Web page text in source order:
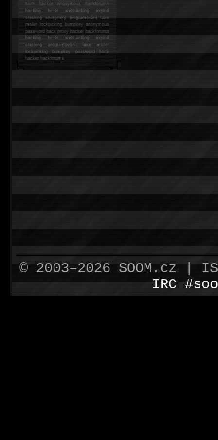
hackhacker anonymous hackforums
hackingheslo webhacking exploit
cracking anonymity programování fake
mailer lockpicking bumpkey anonymous
password hack proxy hacker hackforums
hacking heslo webhacking exploit
cracking programování fake mailer
lockpicking bumpkey password hack
hackerhackforums
© 2003–2026 SOOM.cz |
IRC